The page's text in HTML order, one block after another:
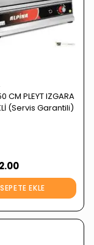
CM PLEYT IZGARA
(Servis Garantili)
SEPETE EKLE